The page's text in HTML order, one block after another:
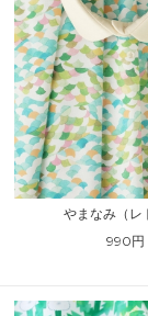
やまなみ（レ
990円